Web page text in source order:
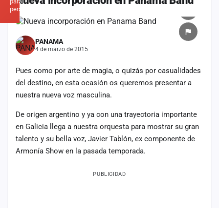
PANAMA
4 de marzo de 2015
Pues como por arte de magia, o quizás por casualidades
del destino, en esta ocasión os queremos presentar a
nuestra nueva voz masculina.
De origen argentino y ya con una trayectoria importante
en Galicia llega a nuestra orquesta para mostrar su gran
talento y su bella voz, Javier Tablón, ex componente de
Armonía Show en la pasada temporada.
PUBLICIDAD
personalizar
Inicio
Formaciones
Mapa
fiestas